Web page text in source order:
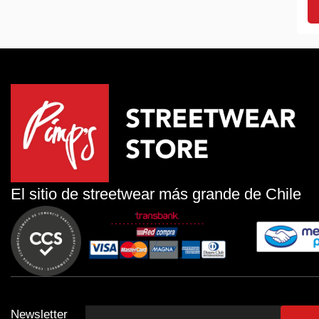
El sitio de streetwear más grande de Chile
Newsletter